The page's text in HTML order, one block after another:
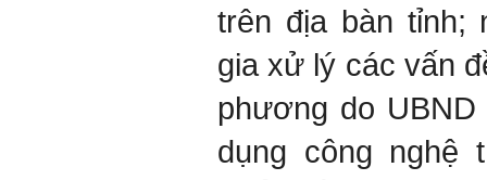
trên địa bàn tỉnh;
gia xử lý các vấn
phương do
dụng công nghệ